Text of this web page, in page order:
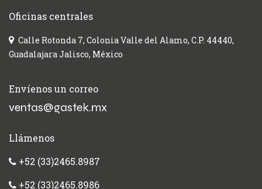
Oficinas centrales
Calle Rotonda 7, Colonia Valle del Alamo, C.P. 44440,
Guadalajara Jalisco, México
Envíenos un correo
ventas@gastek.mx
Llámenos
+52 (33)2465.8987
+52 (33)2465.8986